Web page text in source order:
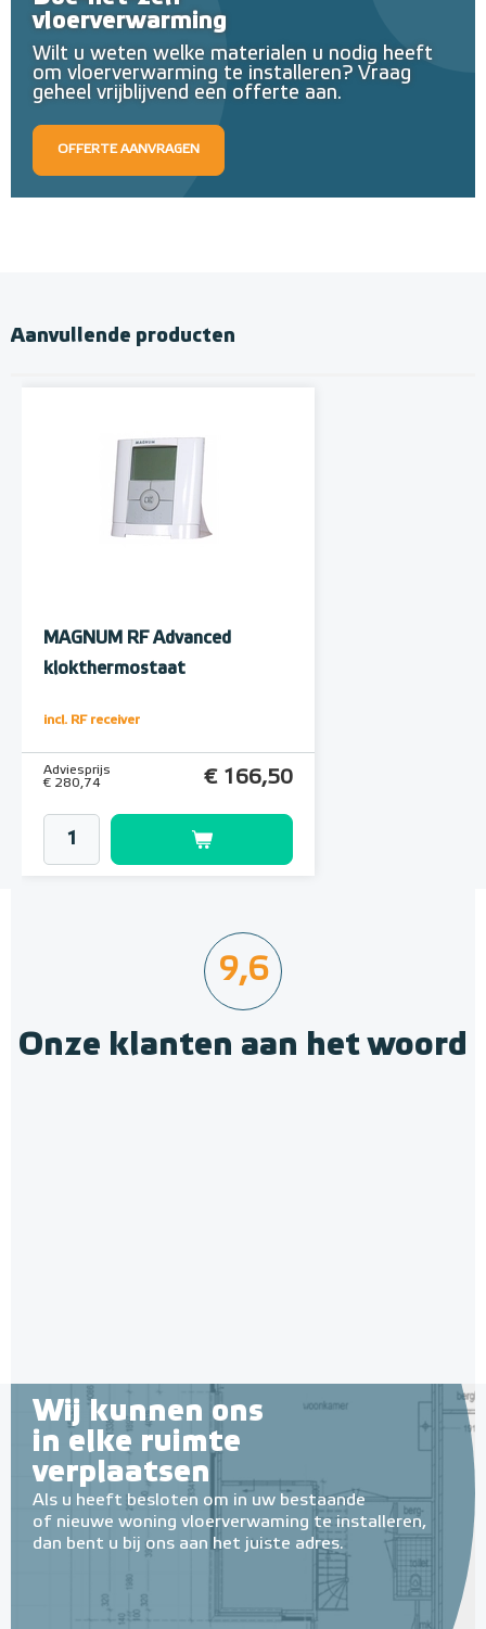
vloerverwarming
Wilt u weten welke materialen u nodig heeft
om vloerverwarming te installeren? Vraag
geheel vrijblijvend een offerte aan.
OFFERTE AANVRAGEN
Aanvullende producten
MAGNUM RF Advanced
klokthermostaat
RF-ontvanger
incl. RF receiver
Adviesprijs
€ 280,74
€ 166,50
9,6
Onze klanten aan het woord
Wij kunnen ons
in elke ruimte
verplaatsen
Als u heeft besloten om in uw bestaande
of nieuwe woning vloerverwaming te installeren,
dan bent u bij ons aan het juiste adres.